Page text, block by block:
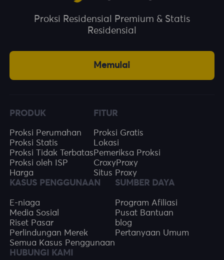
Proksi Residensial Premium & Statis
Residensial
Memulai
PRODUK
Proksi Perumahan
Proksi Statis
Proksi Tidak Terbatas
Proksi oleh ISP
Harga
FITUR
Proksi Gratis
Lokasi
Pemeriksa Proksi
CroxyProxy
Situs Proxy
KASUS PENGGUNAAN
E-niaga
Media Sosial
Riset Pasar
Perlindungan Merek
Semua Kasus Penggunaan
SUMBER DAYA
Program Afiliasi
Pusat Bantuan
blog
Pertanyaan Umum
HUBUNGI KAMI